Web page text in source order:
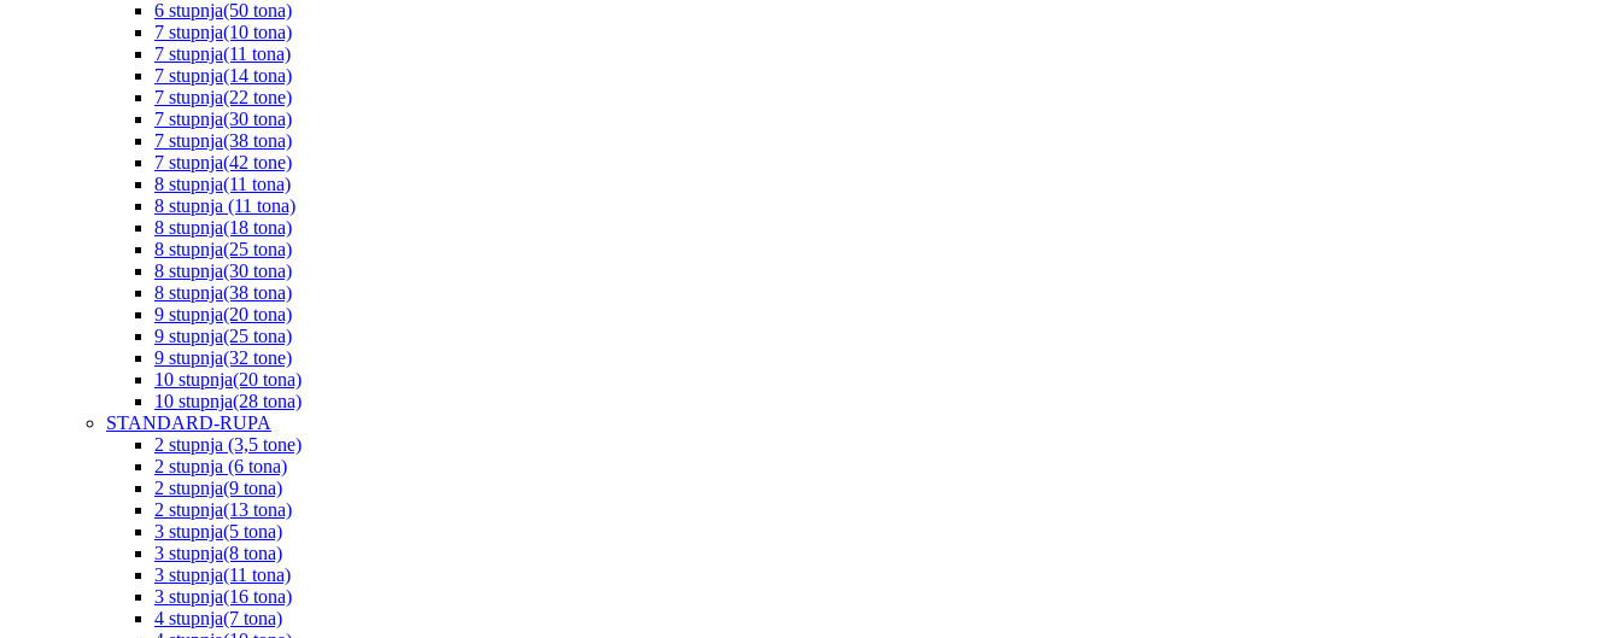
6 stupnja(50 tona)
7 stupnja(10 tona)
7 stupnja(11 tona)
7 stupnja(14 tona)
7 stupnja(22 tone)
7 stupnja(30 tona)
7 stupnja(38 tona)
7 stupnja(42 tone)
8 stupnja(11 tona)
8 stupnja (11 tona)
8 stupnja(18 tona)
8 stupnja(25 tona)
8 stupnja(30 tona)
8 stupnja(38 tona)
9 stupnja(20 tona)
9 stupnja(25 tona)
9 stupnja(32 tone)
10 stupnja(20 tona)
10 stupnja(28 tona)
STANDARD-RUPA
2 stupnja (3,5 tone)
2 stupnja (6 tona)
2 stupnja(9 tona)
2 stupnja(13 tona)
3 stupnja(5 tona)
3 stupnja(8 tona)
3 stupnja(11 tona)
3 stupnja(16 tona)
4 stupnja(7 tona)